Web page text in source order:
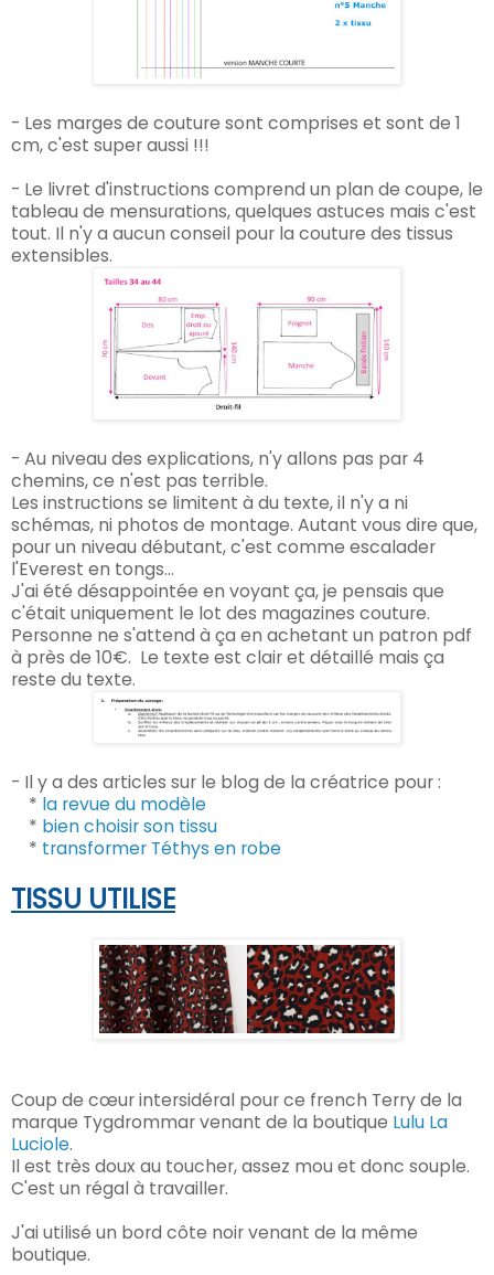
- Les marges de couture sont comprises et sont de 1
cm, c'est super aussi !!!
- Le livret d'instructions comprend un plan de coupe, le
tableau de mensurations, quelques astuces mais c'est
tout. Il n'y a aucun conseil pour la couture des tissus
extensibles.
- Au niveau des explications, n'y allons pas par 4
chemins,ce n'est pas terrible.
Les instructions se limitent à du texte, il n'y a ni
schémas, ni photos de montage. Autant vous dire que,
pour un niveau débutant, c'est comme escalader
l'Everest en tongs...
J'ai été désappointée en voyant ça, je pensais que
c'était uniquement le lot des magazines couture.
Personne ne s'attend à ça en achetant un patron pdf
à près de 10€. Le texte est clair et détaillé mais ça
reste du texte.
- Il y a des articles sur le blog de la créatrice pour :
* la revue du modèle
* bien choisir son tissu
* transformer Téthys en robe
TISSU UTILISE
Coup de cœur intersidéral pour ce french Terry de la
marque Tygdrommar venant de la boutique Lulu La
Luciole.
Il est très doux au toucher, assez mou et donc souple.
C'est un régal à travailler.
J'ai utilisé un bord côte noir venant de la même
boutique.